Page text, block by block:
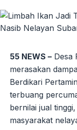
55 NEWS – Desa
merasakan
Berdikari
terbuang
bernilai jual
masyarakat